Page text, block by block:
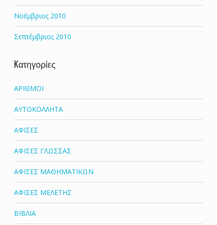
Νοέμβριος 2010
Σεπτέμβριος 2010
Kατηγορίες
ΑΡΙΘΜΟΙ
ΑΥΤΟΚΟΛΛΗΤΑ
ΑΦΙΣΕΣ
ΑΦΙΣΕΣ ΓΛΩΣΣΑΣ
ΑΦΙΣΕΣ ΜΑΘΗΜΑΤΙΚΩΝ
ΑΦΙΣΕΣ ΜΕΛΕΤΗΣ
ΒΙΒΛΙΑ